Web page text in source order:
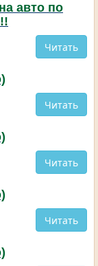
авто по
Читать
Читать
Читать
Читать